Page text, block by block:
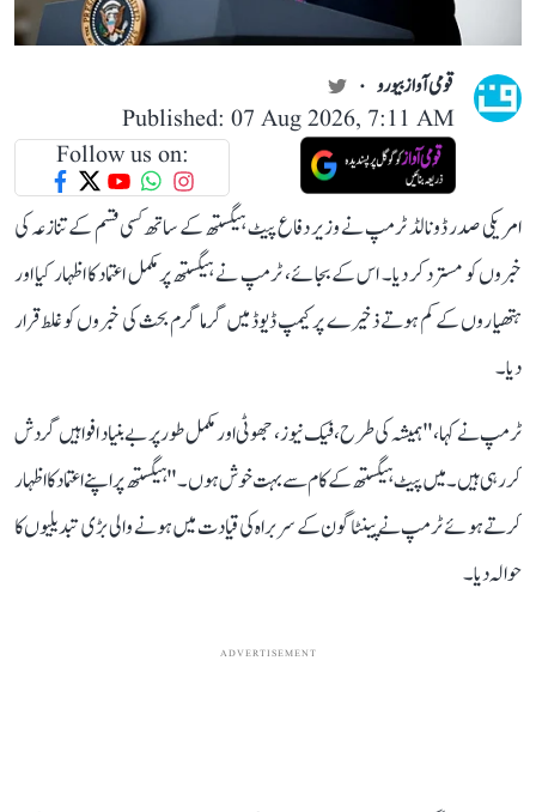
قومی آواز بیورو
Published: 07 Aug 2026, 7:11 AM
Follow us on:
امریکی صدر ڈونالڈ ٹرمپ نے وزیر دفاع پیٹ ہیگستھ کے ساتھ کسی قسم کے تنازعہ کی
خبروں کو مسترد کر دیا۔ اس کے بجائے، ٹرمپ نے ہیگستھ پر مکمل اعتماد کا اظہار کیا اور
ہتھیاروں کے کم ہوتے ذخیرے پر کیمپ ڈیوڈ میں گرما گرم بحث کی خبروں کو غلط قرار
دیا۔
ٹرمپ نے کہا، "ہمیشہ کی طرح، فیک نیوز ، جھوٹی اور مکمل طور پر بے بنیاد افواہیں گردش
کر رہی ہیں۔ میں پیٹ ہیگستھ کے کام سے بہت خوش ہوں۔" ہیگستھ پر اپنے اعتماد کا اظہار
کرتے ہوئے ٹرمپ نے پینٹاگون کے سربراہ کی قیادت میں ہونے والی بڑی تبدیلیوں کا
حوالہ دیا۔
ADVERTISEMENT